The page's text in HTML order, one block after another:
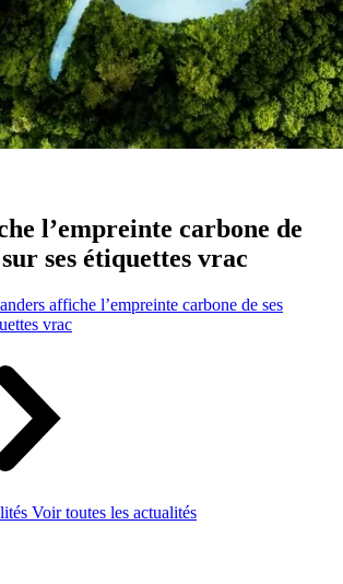
l’empreinte carbone de
ses étiquettes vrac
affiche l’empreinte carbone de ses
vrac
Voir toutes les actualités